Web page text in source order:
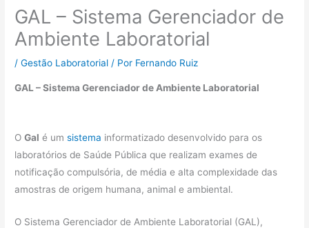
GAL – Sistema Gerenciador de
Ambiente Laboratorial
/Gestão Laboratorial / Por Fernando Ruiz
GAL – Sistema Gerenciador de Ambiente Laboratorial
OGal é umsistema informatizado desenvolvido para os
laboratórios de Saúde Pública que realizam exames de
notificação compulsória, de média e alta complexidade das
amostras de origem humana, animal e ambiental.
O Sistema Gerenciador de Ambiente Laboratorial (GAL),